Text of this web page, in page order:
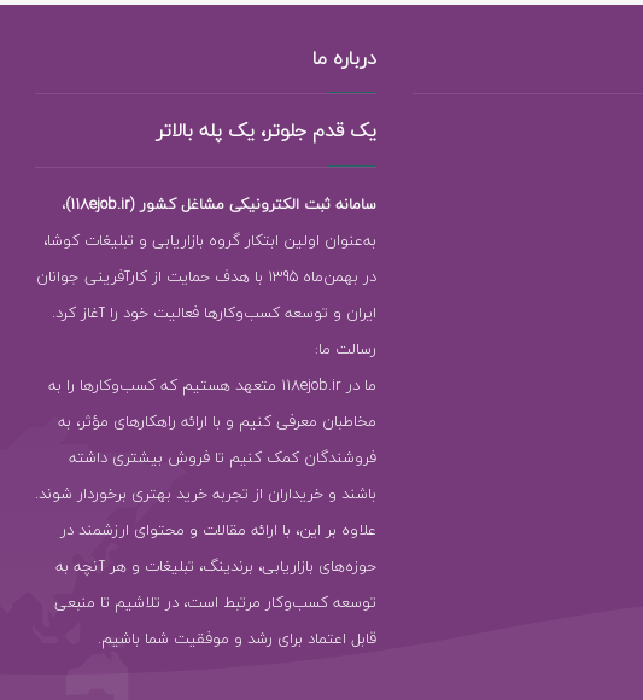
درباره ما
یک قدم جلوتر، یک پله بالاتر
سامانه ثبت الکترونیکی مشاغل کشور (118ejob.ir)
،
به‌عنوان اولین ابتکار گروه بازاریابی و تبلیغات کوشا،
در بهمن‌ماه 1395 با هدف حمایت از کارآفرینی جوانان
ایران و توسعه کسب‌وکارها فعالیت خود را آغاز کرد.
رسالت ما:
ما در 118ejob.ir متعهد هستیم که کسب‌وکارها را به
مخاطبان معرفی کنیم و با ارائه راهکارهای مؤثر، به
فروشندگان کمک کنیم تا فروش بیشتری داشته
باشند و خریداران از تجربه خرید بهتری برخوردار شوند.
علاوه بر این، با ارائه مقالات و محتوای ارزشمند در
حوزه‌های بازاریابی، برندینگ، تبلیغات و هر آنچه به
توسعه کسب‌وکار مرتبط است، در تلاشیم تا منبعی
قابل اعتماد برای رشد و موفقیت شما باشیم.